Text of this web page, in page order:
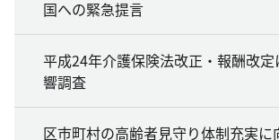
国への緊急提言
平成24年介護保険法改正・報酬改
響調査
区市町村の高齢者見守り体制充実に